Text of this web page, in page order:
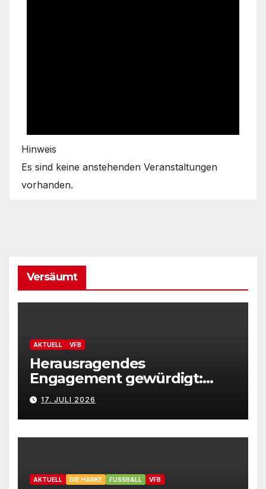
Hinweis
Es sind keine anstehenden Veranstaltungen
vorhanden.
Versäumt
AKTUELL VFB
Herausragendes
Engagement gewürdigt:
Marion Hahn ist
Ehrenamtliche des Jahres
2025 der Gemeinde
Stolzenau!
17. JULI 2026
AKTUELL DIE HARKE FUSSBALL VFB